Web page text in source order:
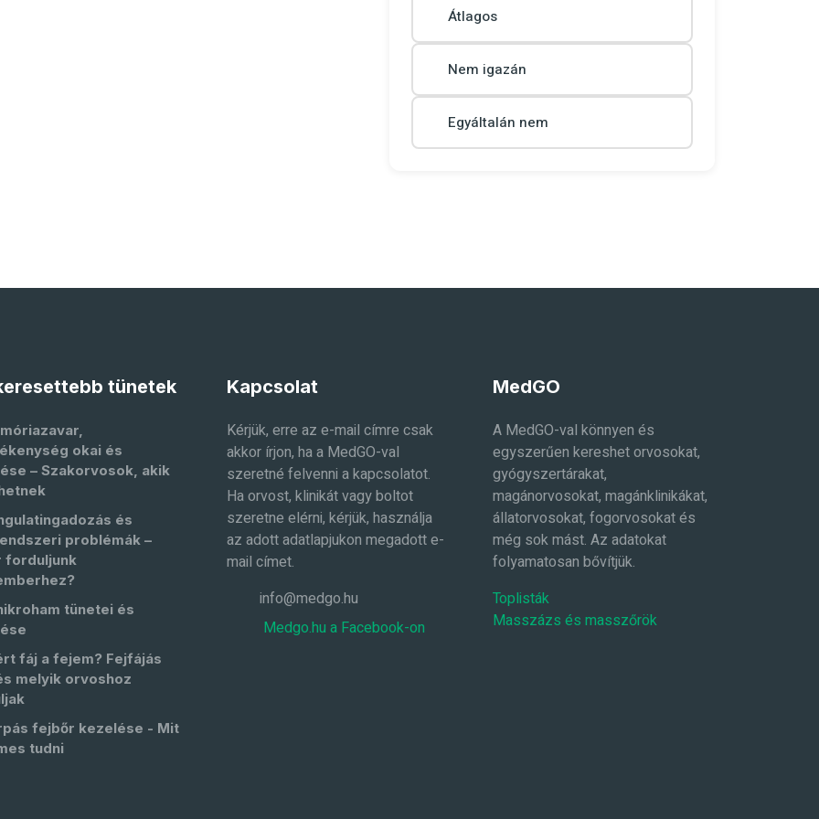
Átlagos
Nem igazán
Egyáltalán nem
tünetek
okai és
– Szakorvosok, akik
és
problémák –
forduljunk
tünetei és
fáj a fejem? Fejfájás
melyik orvoshoz
fejbőr kezelése - Mit
tudni
Kapcsolat
Kérjük, erre az e-mail címre csak
akkor írjon, ha a MedGO-val
szeretné felvenni a kapcsolatot.
Ha orvost, klinikát vagy boltot
szeretne elérni, kérjük, használja
az adott adatlapjukon megadott e-
mail címet.
info@medgo.hu
Medgo.hu a Facebook-on
MedGO
A MedGO-val könnyen és
egyszerűen kereshet orvosokat,
gyógyszertárakat,
magánorvosokat, magánklinikákat,
állatorvosokat, fogorvosokat és
még sok mást. Az adatokat
folyamatosan bővítjük.
Toplisták
Masszázs és masszőrök